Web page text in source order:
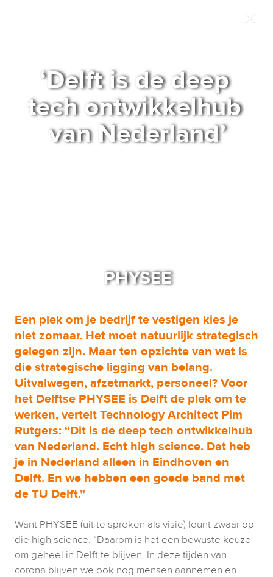
‘Delft is de deep
tech ontwikkelhub
van Nederland’
PHYSEE
Een plek om je bedrijf te vestigen kies je
niet zomaar. Het moet natuurlijk strategisch
gelegen zijn. Maar ten opzichte van wat is
die strategische ligging van belang.
Uitvalwegen, afzetmarkt, personeel? Voor
het Delftse PHYSEE is Delft de plek om te
werken, vertelt Technology Architect Pim
Rutgers: “Dit is de deep tech ontwikkelhub
van Nederland. Echt high science. Dat heb
je in Nederland alleen in Eindhoven en
Delft. En we hebben een goede band met
de TU Delft.”
Want PHYSEE (uit te spreken als visie) leunt zwaar op
die high science. “Daarom is het een bewuste keuze
om geheel in Delft te blijven. In deze tijden van
corona blijven we ook nog mensen aannemen en